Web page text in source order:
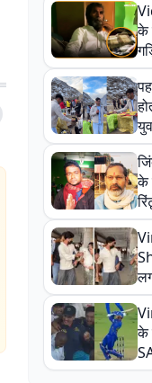
के
से
के
के